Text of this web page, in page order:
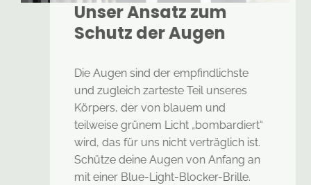
Unser Ansatz zum
Schutz der Augen
Die Augen sind der empfindlichste
und zugleich zarteste Teil unseres
Körpers, der von blauem und
teilweise grünem Licht „bombardiert“
wird, das für uns nicht verträglich ist.
Schütze deine Augen von Anfang an
mit einer Blue-Light-Blocker-Brille.